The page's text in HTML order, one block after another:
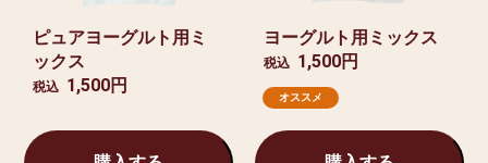
ピュアヨーグルト用ミ
ックス
税込 1,500円
ヨーグルト用ミックス
税込 1,500円
オススメ